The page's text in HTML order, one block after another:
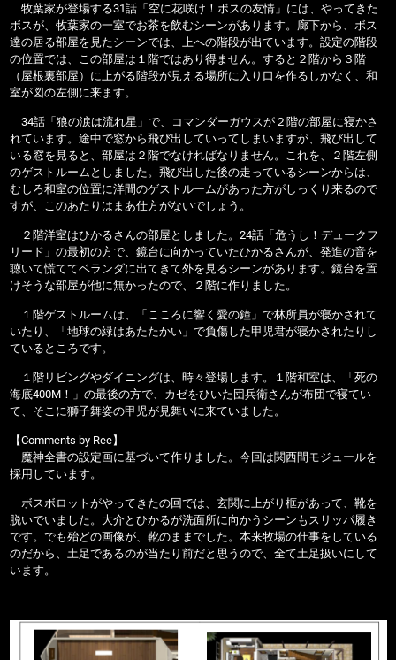
牧葉家が登場する31話「空に花咲け！ボスの友情」には、やってきた
ボスが、牧葉家の一室でお茶を飲むシーンがあります。廊下から、ボス
達の居る部屋を見たシーンでは、上への階段が出ています。設定の階段
の位置では、この部屋は１階ではあり得ません。すると２階から３階
（屋根裏部屋）に上がる階段が見える場所に入り口を作るしかなく、和
室が図の左側に来ます。
34話「狼の涙は流れ星」で、コマンダーガウスが２階の部屋に寝かさ
れています。途中で窓から飛び出していってしまいますが、飛び出して
いる窓を見ると、部屋は２階でなければなりません。これを、２階左側
のゲストルームとしました。飛び出した後の走っているシーンからは、
むしろ和室の位置に洋間のゲストルームがあった方がしっくり来るので
すが、このあたりはまあ仕方がないでしょう。
２階洋室はひかるさんの部屋としました。24話「危うし！デュークフ
リード」の最初の方で、鏡台に向かっていたひかるさんが、発進の音を
聴いて慌ててベランダに出てきて外を見るシーンがあります。鏡台を置
けそうな部屋が他に無かったので、２階に作りました。
１階ゲストルームは、「こころに響く愛の鐘」で林所員が寝かされて
いたり、「地球の緑はあたたかい」で負傷した甲児君が寝かされたりし
ているところです。
１階リビングやダイニングは、時々登場します。１階和室は、「死の
海底400M！」の最後の方で、カゼをひいた団兵衛さんが布団で寝てい
て、そこに獅子舞姿の甲児が見舞いに来ていました。
【Comments by Ree】
魔神全書の設定画に基づいて作りました。今回は関西間モジュールを
採用しています。
ボスボロットがやってきたの回では、玄関に上がり框があって、靴を
脱いでいました。大介とひかるが洗面所に向かうシーンもスリッパ履き
です。でも殆どの画像が、靴のままでした。本来牧場の仕事をしている
のだから、土足であるのが当たり前だと思うので、全て土足扱いにして
います。